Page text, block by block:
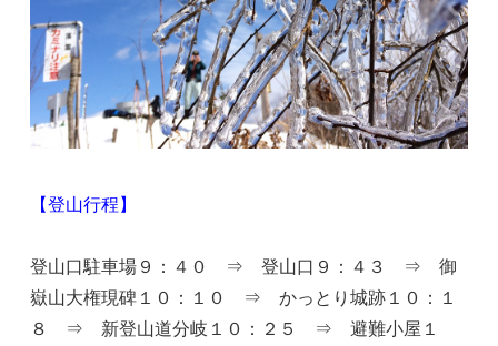
【登山行程】
登山口駐車場９：４０ ⇒ 登山口９：４３ ⇒ 御
嶽山大権現碑１０：１０ ⇒ かっとり城跡１０：１
８ ⇒ 新登山道分岐１０：２５ ⇒ 避難小屋１